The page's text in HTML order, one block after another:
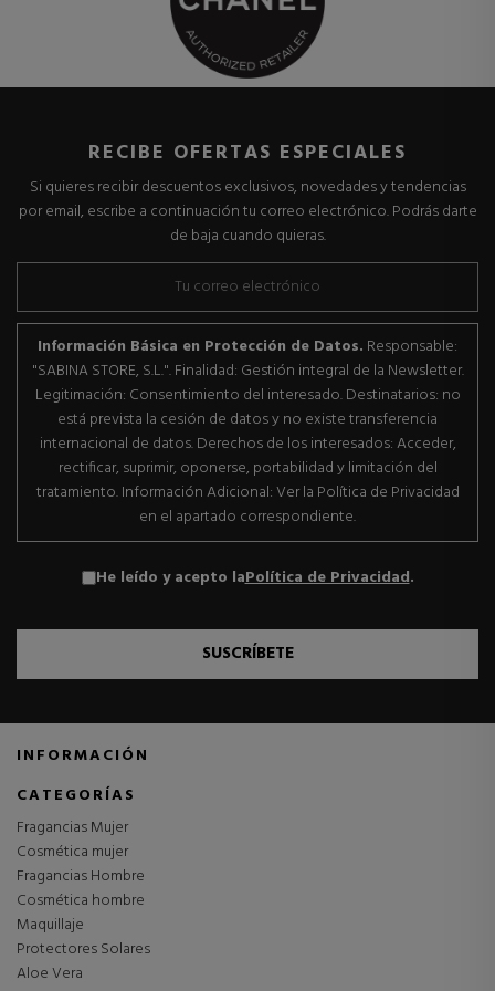
RECIBE OFERTAS ESPECIALES
Si quieres recibir descuentos exclusivos, novedades y tendencias
por email, escribe a continuación tu correo electrónico. Podrás darte
de baja cuando quieras.
Información Básica en Protección de Datos. Responsable:
"SABINA STORE, S.L.". Finalidad: Gestión integral de la Newsletter.
Legitimación: Consentimiento del interesado. Destinatarios: no
está prevista la cesión de datos y no existe transferencia
internacional de datos. Derechos de los interesados: Acceder,
rectificar, suprimir, oponerse, portabilidad y limitación del
tratamiento. Información Adicional: Ver la Política de Privacidad
en el apartado correspondiente.
He leído y acepto laPolítica de Privacidad.
SUSCRÍBETE
INFORMACIÓN
CATEGORÍAS
Fragancias Mujer
Cosmética mujer
Fragancias Hombre
Cosmética hombre
Maquillaje
Protectores Solares
Aloe Vera